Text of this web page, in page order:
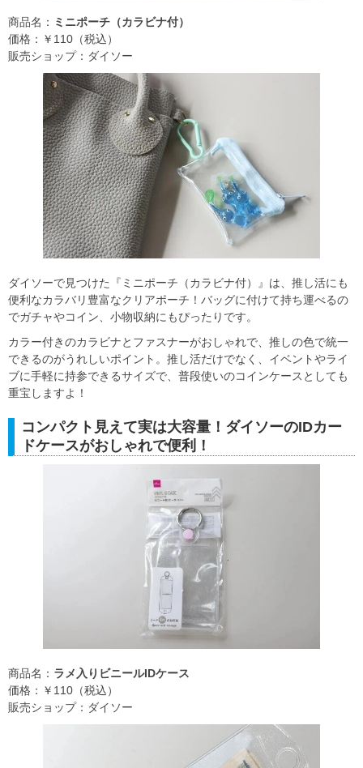
商品名： ミニポーチ（カラビナ付）
価格：￥110（税込）
販売ショップ：ダイソー
ダイソーで見つけた『ミニポーチ（カラビナ付）』は、推し活にも
便利なカラバリ豊富なクリアポーチ！バッグに付けて持ち運べるの
でガチャやコイン、小物収納にもぴったりです。
カラー付きのカラビナとファスナーがおしゃれで、推しの色で統一
できるのがうれしいポイント。推し活だけでなく、イベントやライ
ブに手軽に持参できるサイズで、普段使いのコインケースとしても
重宝しますよ！
コンパクト見えて実は大容量！ダイソーのIDカー
ドケースがおしゃれで便利！
商品名： ラメ入りビニールIDケース
価格：￥110（税込）
販売ショップ：ダイソー